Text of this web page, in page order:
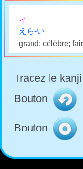
イ
えら-い
grand; célèbre;
Tracez le
Bouton
Bouton